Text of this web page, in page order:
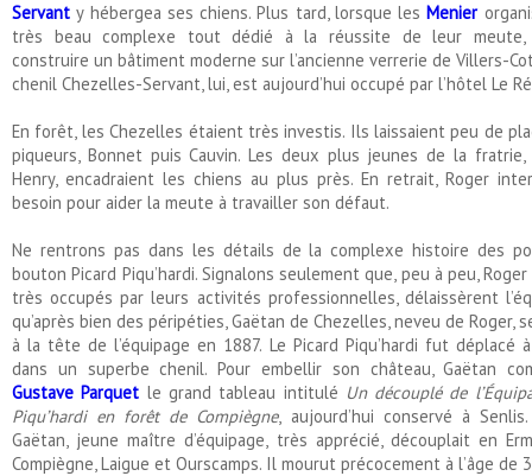
Servant y hébergea ses chiens. Plus tard, lorsque lesMenier
très beau complexe tout dédié à la réussite de leur
construire un bâtiment moderne sur l’ancienne verrerie de Villers-
chenil Chezelles-Servant, lui, est aujourd’hui occupé par l’hôtel Le
En forêt, les Chezelles étaient très investis. Ils laissaient peu de
piqueurs, Bonnet puis Cauvin. Les deux plus jeunes de la
Henry, encadraient les chiens au plus près. En retrait, Roger
besoin pour aider la meute à travailler son défaut.
Ne rentrons pas dans les détails de la complexe histoire des
bouton Picard Piqu’hardi. Signalons seulement que, peu à peu,
très occupés par leurs activités professionnelles, délaissèrent
qu’après bien des péripéties, Gaëtan de Chezelles, neveu de Roger,
à la tête de l’équipage en 1887. Le Picard Piqu’hardi fut déplacé
dans un superbe chenil. Pour embellir son château, Gaëtan
Gustave Parquet le grand tableau intitulé Un découplé de
Piqu’hardi en forêt de Compiègne, aujourd’hui conservé à
Gaëtan, jeune maître d’équipage, très apprécié, découplait en
Compiègne, Laigue et Ourscamps. Il mourut précocement à l’âge de